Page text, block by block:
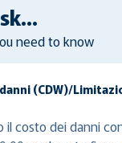
need to know
(CDW)/
il costo dei danni